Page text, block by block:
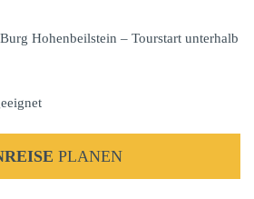
Hohenbeilstein – Tourstart unterhalb
PLANEN